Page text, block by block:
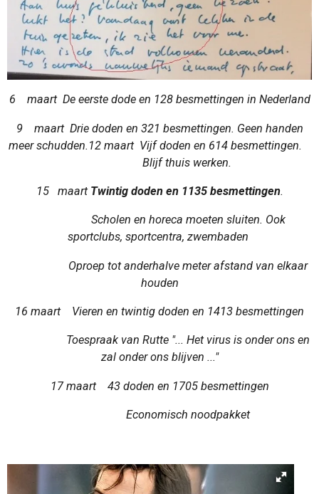
6 maart De eerste dode en 128 besmettingen in Nederland
9 maart Drie doden en 321 besmettingen. Geen handen
meer schudden.12 maart Vijf doden en 614 besmettingen.
Blijf thuis werken.
15 maart Twintig doden en 1135 besmettingen.
Scholen en horeca moeten sluiten. Ook
sportclubs, sportcentra, zwembaden
Oproep tot anderhalve meter afstand van elkaar
houden
16 maart Vieren en twintig doden en 1413 besmettingen
Toespraak van Rutte "... Het virus is onder ons en
zal onder ons blijven ..."
17 maart 43 doden en 1705 besmettingen
Economisch noodpakket